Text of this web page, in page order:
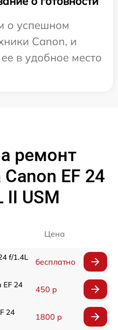
о успешном
Canon, и
в удобное место
ремонт
EF 24
II USM
Цена
f/1.4L
бесплатно
EF 24
450 р
24
1800 р